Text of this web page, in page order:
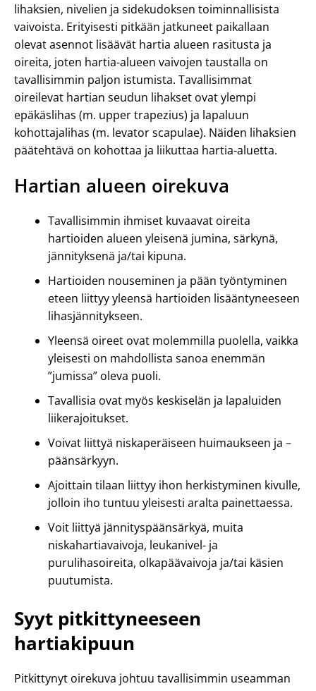
lihaksien, nivelien ja sidekudoksen toiminnallisista
vaivoista. Erityisesti pitkään jatkuneet paikallaan
olevat asennot lisäävät hartia alueen rasitusta ja
oireita, joten hartia-alueen vaivojen taustalla on
tavallisimmin paljon istumista. Tavallisimmat
oireilevat hartian seudun lihakset ovat ylempi
epäkäslihas (m. upper trapezius) ja lapaluun
kohottajalihas (m. levator scapulae). Näiden lihaksien
päätehtävä on kohottaa ja liikuttaa hartia-aluetta.
Hartian alueen oirekuva
Tavallisimmin ihmiset kuvaavat oireita
hartioiden alueen yleisenä jumina, särkynä,
jännityksenä ja/tai kipuna.
Hartioiden nouseminen ja pään työntyminen
eteen liittyy yleensä hartioiden lisääntyneeseen
lihasjännitykseen.
Yleensä oireet ovat molemmilla puolella, vaikka
yleisesti on mahdollista sanoa enemmän
”jumissa” oleva puoli.
Tavallisia ovat myös keskiselän ja lapaluiden
liikerajoitukset.
Voivat liittyä niskaperäiseen huimaukseen ja –
päänsärkyyn.
Ajoittain tilaan liittyy ihon herkistyminen kivulle,
jolloin iho tuntuu yleisesti aralta painettaessa.
Voit liittyä jännityspäänsärkyä, muita
niskahartiavaivoja, leukanivel- ja
purulihasoireita, olkapäävaivoja ja/tai käsien
puutumista.
Syyt pitkittyneeseen
hartiakipuun
Pitkittynyt oirekuva johtuu tavallisimmin useamman